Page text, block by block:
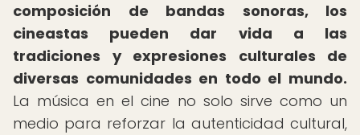
composición de bandas sonoras, los
cineastas pueden dar vida a las
tradiciones y expresiones culturales de
diversas comunidades en todo el mundo.
La música en el cine no solo sirve como un
medio para reforzar la autenticidad cultural,